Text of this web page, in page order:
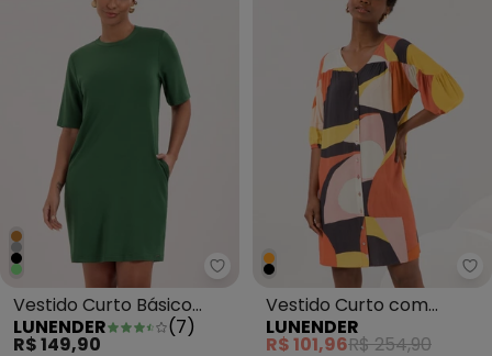
Lunender - Vestido Curto
Vestido Curto Básico
com Bolsos Verde
LUNENDER (7)
R$ 149,90
Vestido Curto com
Mangas 3/4 e Botões
LUNENDER
R$ 101,96R$ 254,90